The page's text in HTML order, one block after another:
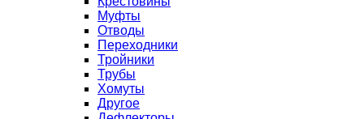
Муфты
Отводы
Переходники
Тройники
Трубы
Хомуты
Другое